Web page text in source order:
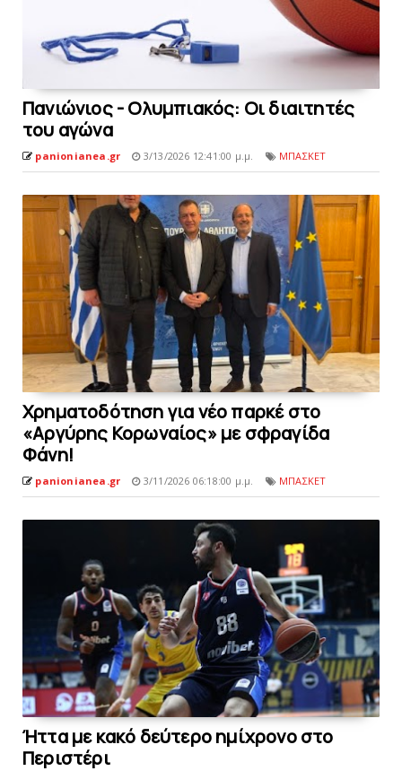
Πανιώνιος - Oλυμπιακός: Οι διαιτητές
του αγώνα
panionianea.gr 3/13/2026 12:41:00 μ.μ. ΜΠΑΣΚΕΤ
Xρηματοδότηση για νέο παρκέ στο
«Αργύρης Κορωναίος» με σφραγίδα
Φάνη!
panionianea.gr 3/11/2026 06:18:00 μ.μ. ΜΠΑΣΚΕΤ
Ήττα με κακό δεύτερο ημίχρονο στο
Περιστέρι